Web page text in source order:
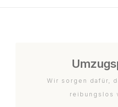
Wir sorgen dafür,
reibungslos